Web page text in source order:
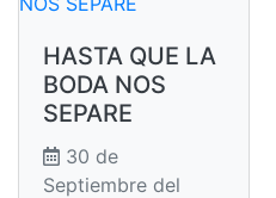
HASTA QUE LA
BODA NOS
SEPARE
30 de
Septiembre del